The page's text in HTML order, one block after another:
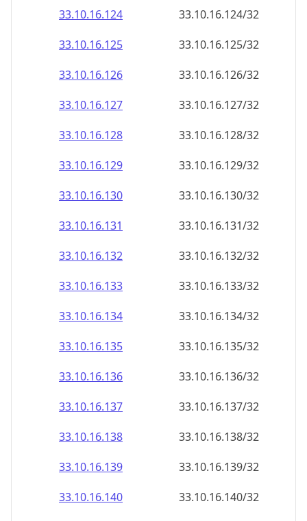
33.10.16.133
33.10.16.133/32
33.10.16.134
33.10.16.134/32
33.10.16.135
33.10.16.135/32
33.10.16.136
33.10.16.136/32
33.10.16.137
33.10.16.137/32
33.10.16.138
33.10.16.138/32
33.10.16.139
33.10.16.139/32
33.10.16.140
33.10.16.140/32
33.10.16.141
33.10.16.141/32
33.10.16.142
33.10.16.142/32
33.10.16.143
33.10.16.143/32
33.10.16.144
33.10.16.144/32
33.10.16.145
33.10.16.145/32
33.10.16.146
33.10.16.146/32
33.10.16.147
33.10.16.147/32
33.10.16.148
33.10.16.148/32
33.10.16.149
33.10.16.149/32